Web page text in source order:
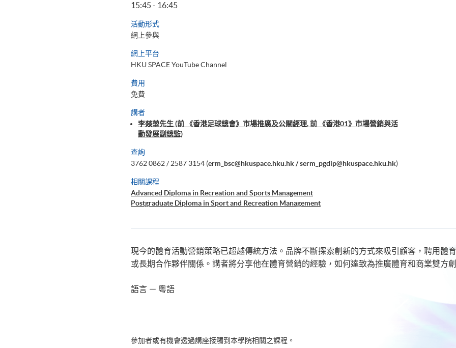
15:45 - 16:45
活動形式
網上參與
網上平台
HKU SPACE YouTube Channel
費用
免費
講者
李燚堃先生 (前 《香港足球總會》市場推廣及公關經理, 前 《香港01》市場營銷與活
動發展副總監)
查詢
3762 0862 / 2587 3154 (erm_bsc@hkuspace.hku.hk / serm_pgdip@hkuspace.hku.hk)
相關課程
Advanced Diploma in Recreation and Sports Management
Postgraduate Diploma in Sport and Recreation Management
現今的體育活動營銷策略已超越傳統方法。品牌不斷探索創新的方式來吸引顧客，聘用體
或長期合作夥伴關係。講者將分享他在體育營銷的經驗，如何達致為推廣體育和商業雙方
語言 － 粵語
參加者或有機會透過講座接觸到本學院相關之課程。